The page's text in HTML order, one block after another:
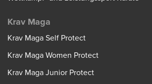
Krav Maga
Krav Maga Self Protect
Krav Maga Women Protect
Krav Maga Junior Protect